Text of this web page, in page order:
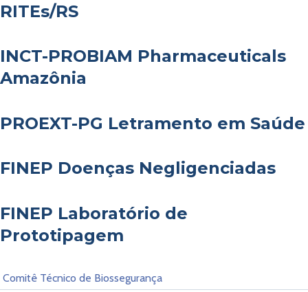
RITEs/RS
INCT-PROBIAM Pharmaceuticals
Amazônia
PROEXT-PG Letramento em Saúde
FINEP Doenças Negligenciadas
FINEP Laboratório de
Prototipagem
Comitê Técnico de Biossegurança